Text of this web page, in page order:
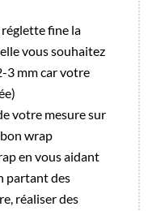
fine la
vous souhaitez
3 mm car votre
votre mesure sur
wrap
en vous aidant
partant des
réaliser des